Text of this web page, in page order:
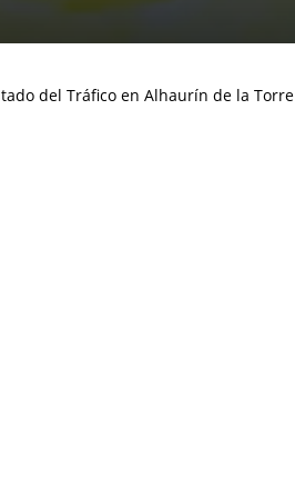
del Tráfico en Alhaurín de la Torre